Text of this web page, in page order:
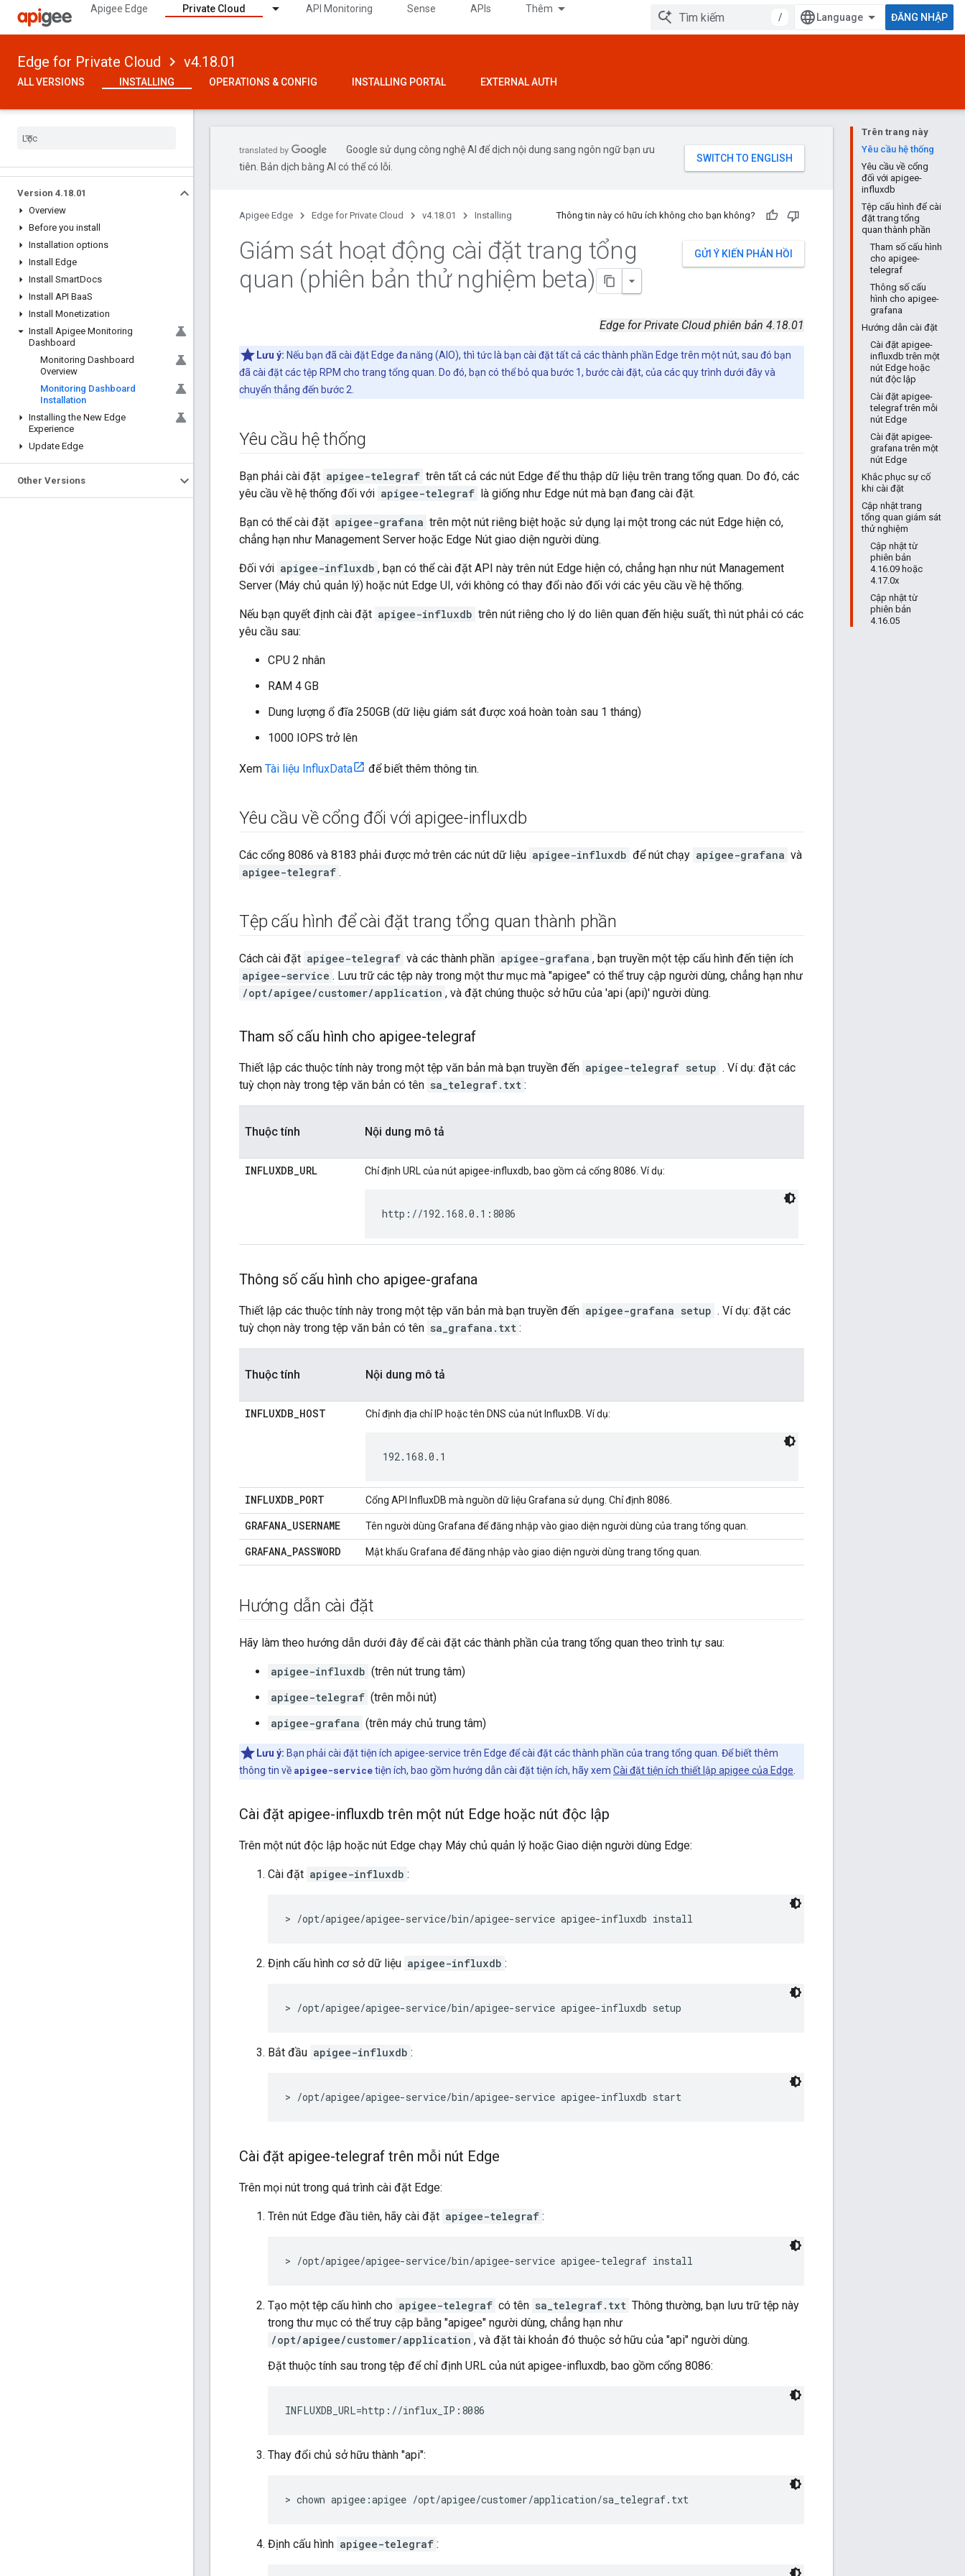
Apigee Edge Private Cloud API Monitoring Sense APIs Thêm
/ ĐĂNG NHẬP
Edge for Private Cloud v4.18.01
ALL VERSIONS INSTALLING OPERATIONS & CONFIG INSTALLING PORTAL EXTERNAL AUTH
Version 4.18.01
Overview
Before you install
Installation options
Install Edge
Install SmartDocs
Install API BaaS
Install Monetization
Install Apigee Monitoring
Dashboard
Monitoring Dashboard
Overview
Monitoring Dashboard
Installation
Installing the New Edge
Experience
Update Edge
Other Versions
Trên trang này
Yêu cầu hệ thống
Yêu cầu về cổng
đối với apigee-
influxdb
Tệp cấu hình để cài
đặt trang tổng
quan thành phần
Tham số cấu hình
cho apigee-
telegraf
Thông số cấu
hình cho apigee-
grafana
Hướng dẫn cài đặt
Cài đặt apigee-
influxdb trên một
nút Edge hoặc
nút độc lập
Cài đặt apigee-
telegraf trên mỗi
nút Edge
Cài đặt apigee-
grafana trên một
nút Edge
Khắc phục sự cố
khi cài đặt
Cập nhật trang
tổng quan giám sát
thử nghiệm
Cập nhật từ
phiên bản
4.16.09 hoặc
4.17.0x
Cập nhật từ
phiên bản
4.16.05
Google sử dụng công nghệ AI để dịch nội dung sang ngôn ngữ bạn ưu
tiên. Bản dịch bằng AI có thể có lỗi.
Apigee Edge Edge for Private Cloud v4.18.01 Installing Thông tin này có hữu ích không cho bạn không?
GỬI Ý KIẾN PHẢN HỒI
Giám sát hoạt động cài đặt trang tổng
quan (phiên bản thử nghiệm beta)
Edge for Private Cloud phiên bản 4.18.01
Lưu ý: Nếu bạn đã cài đặt Edge đa năng (AIO), thì tức là bạn cài đặt tất cả các thành phần Edge trên một nút, sau đó bạn
đã cài đặt các tệp RPM cho trang tổng quan. Do đó, bạn có thể bỏ qua bước 1, bước cài đặt, của các quy trình dưới đây và
chuyển thẳng đến bước 2.
Yêu cầu hệ thống
Bạn phải cài đặt apigee-telegraf trên tất cả các nút Edge để thu thập dữ liệu trên trang tổng quan. Do đó, các
yêu cầu về hệ thống đối với apigee-telegraf là giống như Edge nút mà bạn đang cài đặt.
Bạn có thể cài đặt apigee-grafana trên một nút riêng biệt hoặc sử dụng lại một trong các nút Edge hiện có,
chẳng hạn như Management Server hoặc Edge Nút giao diện người dùng.
Đối với apigee-influxdb , bạn có thể cài đặt API này trên nút Edge hiện có, chẳng hạn như nút Management
Server (Máy chủ quản lý) hoặc nút Edge UI, với không có thay đổi nào đối với các yêu cầu về hệ thống.
Nếu bạn quyết định cài đặt apigee-influxdb trên nút riêng cho lý do liên quan đến hiệu suất, thì nút phải có các
yêu cầu sau:
CPU 2 nhân
RAM 4 GB
Dung lượng ổ đĩa 250GB (dữ liệu giám sát được xoá hoàn toàn sau 1 tháng)
1000 IOPS trở lên
Xem Tài liệu InfluxData để biết thêm thông tin.
Yêu cầu về cổng đối với apigee-influxdb
Các cổng 8086 và 8183 phải được mở trên các nút dữ liệu apigee-influxdb để nút chạy apigee-grafana và
apigee-telegraf .
Tệp cấu hình để cài đặt trang tổng quan thành phần
Cách cài đặt apigee-telegraf và các thành phần apigee-grafana , bạn truyền một tệp cấu hình đến tiện ích
apigee-service . Lưu trữ các tệp này trong một thư mục mà "apigee" có thể truy cập người dùng, chẳng hạn như
/opt/apigee/customer/application , và đặt chúng thuộc sở hữu của 'api (api)' người dùng.
Tham số cấu hình cho apigee-telegraf
Thiết lập các thuộc tính này trong một tệp văn bản mà bạn truyền đến apigee-telegraf setup . Ví dụ: đặt các
tuỳ chọn này trong tệp văn bản có tên sa_telegraf.txt :
Thuộc tính Nội dung mô tả
INFLUXDB_URL Chỉ định URL của nút apigee-influxdb, bao gồm cả cổng 8086. Ví dụ:
http://192.168.0.1:8086
Thông số cấu hình cho apigee-grafana
Thiết lập các thuộc tính này trong một tệp văn bản mà bạn truyền đến apigee-grafana setup . Ví dụ: đặt các
tuỳ chọn này trong tệp văn bản có tên sa_grafana.txt :
Thuộc tính Nội dung mô tả
INFLUXDB_HOST Chỉ định địa chỉ IP hoặc tên DNS của nút InfluxDB. Ví dụ:
192.168.0.1
INFLUXDB_PORT Cổng API InfluxDB mà nguồn dữ liệu Grafana sử dụng. Chỉ định 8086.
GRAFANA_USERNAME Tên người dùng Grafana để đăng nhập vào giao diện người dùng của trang tổng quan.
GRAFANA_PASSWORD Mật khẩu Grafana để đăng nhập vào giao diện người dùng trang tổng quan.
Hướng dẫn cài đặt
Hãy làm theo hướng dẫn dưới đây để cài đặt các thành phần của trang tổng quan theo trình tự sau:
apigee-influxdb (trên nút trung tâm)
apigee-telegraf (trên mỗi nút)
apigee-grafana (trên máy chủ trung tâm)
Lưu ý: Bạn phải cài đặt tiện ích apigee-service trên Edge để cài đặt các thành phần của trang tổng quan. Để biết thêm
thông tin về apigee-servicetiện ích, bao gồm hướng dẫn cài đặt tiện ích, hãy xem Cài đặt tiện ích thiết lập apigee của Edge
Cài đặt apigee-influxdb trên một nút Edge hoặc nút độc lập
Trên một nút độc lập hoặc nút Edge chạy Máy chủ quản lý hoặc Giao diện người dùng Edge:
Cài đặt apigee-influxdb :
> /opt/apigee/apigee-service/bin/apigee-service apigee-influxdb install
Định cấu hình cơ sở dữ liệu apigee-influxdb :
> /opt/apigee/apigee-service/bin/apigee-service apigee-influxdb setup
Bắt đầu apigee-influxdb :
> /opt/apigee/apigee-service/bin/apigee-service apigee-influxdb start
Cài đặt apigee-telegraf trên mỗi nút Edge
Trên mọi nút trong quá trình cài đặt Edge:
Trên nút Edge đầu tiên, hãy cài đặt apigee-telegraf :
> /opt/apigee/apigee-service/bin/apigee-service apigee-telegraf install
Tạo một tệp cấu hình cho apigee-telegraf có tên sa_telegraf.txt Thông thường, bạn lưu trữ tệp này
trong thư mục có thể truy cập bằng "apigee" người dùng, chẳng hạn như
/opt/apigee/customer/application , và đặt tài khoản đó thuộc sở hữu của "api" người dùng.
Đặt thuộc tính sau trong tệp để chỉ định URL của nút apigee-influxdb, bao gồm cổng 8086:
INFLUXDB_URL=http://influx_IP:8086
Thay đổi chủ sở hữu thành "api":
> chown apigee:apigee /opt/apigee/customer/application/sa_telegraf.txt
Định cấu hình apigee-telegraf :